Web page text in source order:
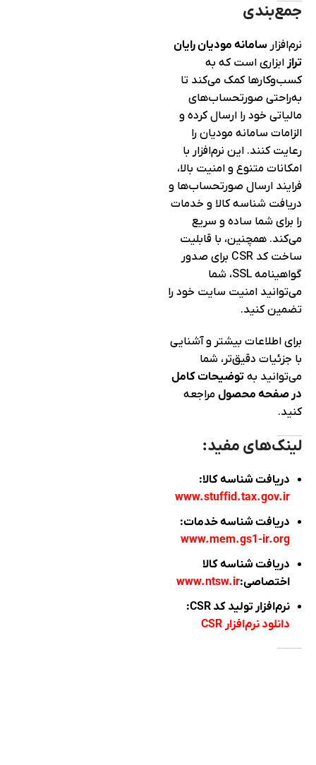
جمع‌بندی
نرم‌افزارسامانه مودیان رایان
تراز ابزاری است که به
کسب‌وکارها کمک می‌کند تا
به‌راحتی صورتحساب‌های
مالیاتی خود را ارسال کرده و
الزامات سامانه مودیان را
رعایت کنند. این نرم‌افزار با
امکانات متنوع و امنیت بالا،
فرایند ارسال صورتحساب‌ها و
دریافت شناسه کالا و خدمات
را برای شما ساده و سریع
می‌کند. همچنین، با قابلیت
ساخت کد CSR برای صدور
گواهینامه SSL، شما
می‌توانید امنیت سایت خود را
تضمین کنید.
برای اطلاعات بیشتر و آشنایی
با جزئیات دقیق‌تر، شما
می‌توانید بهتوضیحات کامل
در صفحه محصول مراجعه
کنید.
لینک‌های مفید:
دریافت شناسه کالا:
www.stuffid.tax.gov.ir
دریافت شناسه خدمات:
www.mem.gs1-ir.org
دریافت شناسه کالا
اختصاصی:www.ntsw.ir
نرم‌افزار تولید کد CSR:
دانلود نرم‌افزار CSR